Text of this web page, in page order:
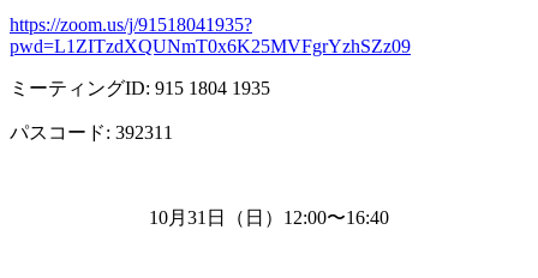
https://zoom.us/j/91518041935?
pwd=L1ZITzdXQUNmT0x6K25MVFgrYzhSZz09
ミーティングID: 915 1804 1935
パスコード: 392311
10月 31 日（日） 12:00〜16:40